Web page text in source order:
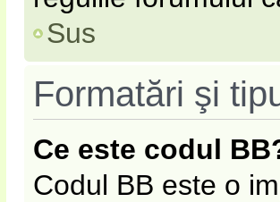
Sus
Formatări şi
Ce este codul
Codul BB este o